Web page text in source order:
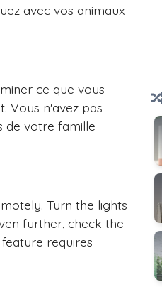
avec vos animaux
ce que vous
Vous n'avez pas
de votre famille
Turn the lights
further, check the
requires